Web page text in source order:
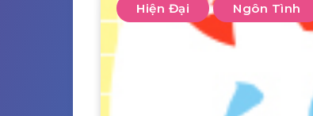
Hiện Đại Ngôn Tình